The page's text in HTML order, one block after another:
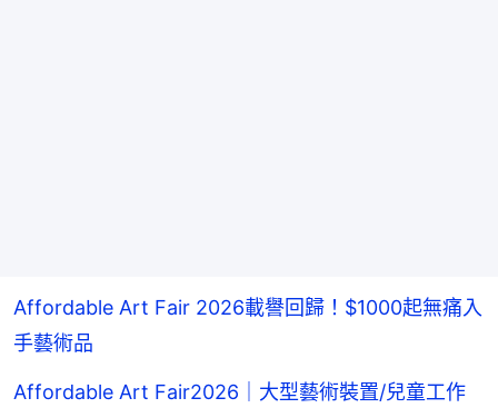
Affordable Art Fair 2026載譽回歸！$1000起無痛入
手藝術品
Affordable Art Fair2026｜大型藝術裝置/兒童工作